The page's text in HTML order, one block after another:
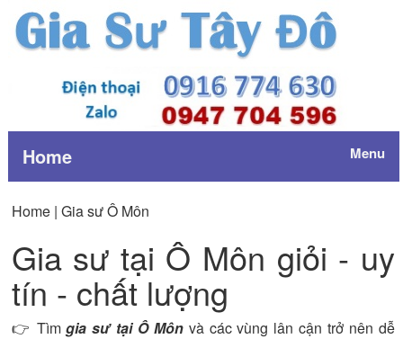
Home Menu
Home | Gia sư Ô Môn
Gia sư tại Ô Môn giỏi - uy
tín - chất lượng
👉 Tìmgia sư tại Ô Mônvà các vùng lân cận trở nên dễ